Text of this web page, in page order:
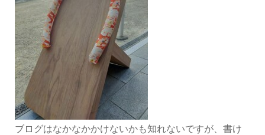
ブログはなかなかかけないかも知れないですが、書け